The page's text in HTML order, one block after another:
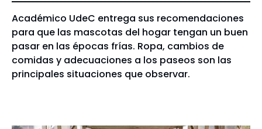
Académico UdeC entrega sus recomendaciones
para que las mascotas del hogar tengan un buen
pasar en las épocas frías. Ropa, cambios de
comidas y adecuaciones a los paseos son las
principales situaciones que observar.